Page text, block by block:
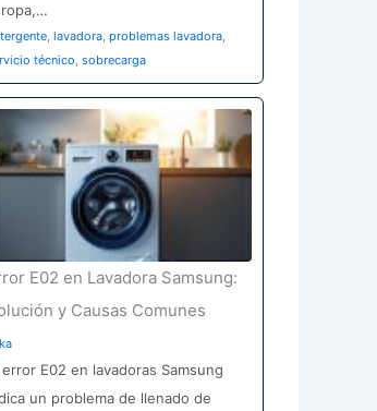
ropa,…
, lavadora, problemas lavadora,
técnico, sobrecarga
E02 en Lavadora Samsung:
y Causas Comunes
error E02 en lavadoras Samsung
un problema de llenado de